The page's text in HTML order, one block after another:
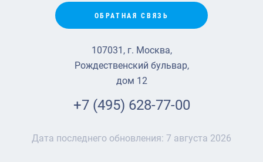
ОБРАТНАЯ СВЯЗЬ
107031, г. Москва,
Рождественский бульвар,
дом 12
+7 (495) 628-77-00
Дата последнего обновления: 7 августа 2026